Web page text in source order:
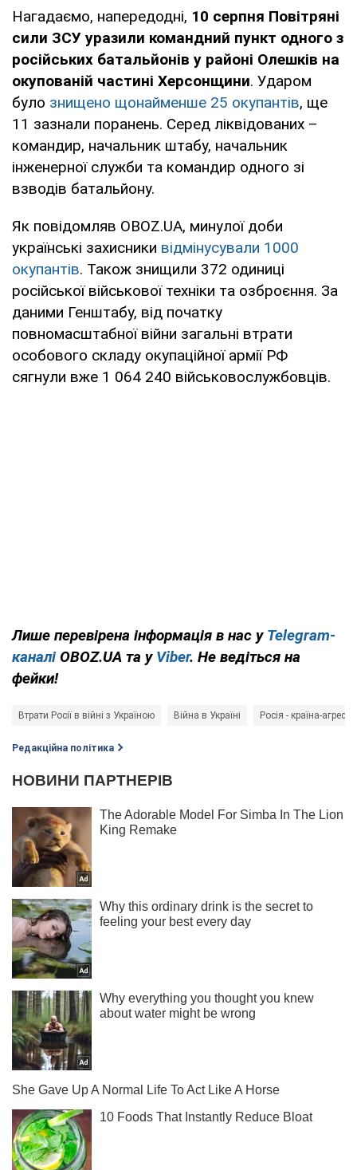
Нагадаємо, напередодні, 10 серпня Повітряні
сили ЗСУ уразили командний пункт одного з
російських батальйонів у районі Олешків на
окупованій частині Херсонщини. Ударом
було знищено щонайменше 25 окупантів, ще
11 зазнали поранень. Серед ліквідованих –
командир, начальник штабу, начальник
інженерної служби та командир одного зі
взводів батальйону.
Як повідомляв OBOZ.UA, минулої доби
українські захисники відмінусували 1000
окупантів. Також знищили 372 одиниці
російської військової техніки та озброєння. За
даними Генштабу, від початку
повномасштабної війни загальні втрати
особового складу окупаційної армії РФ
сягнули вже 1 064 240 військовослужбовців.
Лише перевірена інформація в нас у Telegram-
каналі OBOZ.UA та у Viber. Не ведіться на
фейки!
Втрати Росії в війні з Україною Війна в Україні Росія - країна-агресор
Редакційна політика